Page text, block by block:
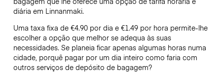
diária em Linnanmaki.
Uma taxa fixa de €4.90 por dia e €1.49 por hora permite-lhe
escolher a opção que melhor se adequa às suas
necessidades. Se planeia ficar apenas algumas horas numa
cidade, porquê pagar por um dia inteiro como faria com
outros serviços de depósito de bagagem?